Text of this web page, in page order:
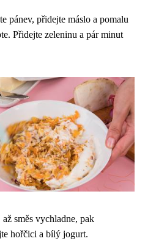
pánev, přidejte máslo a pomalu
Přidejte zeleninu a pár minut
až směs vychladne, pak
hořčici a bílý jogurt.